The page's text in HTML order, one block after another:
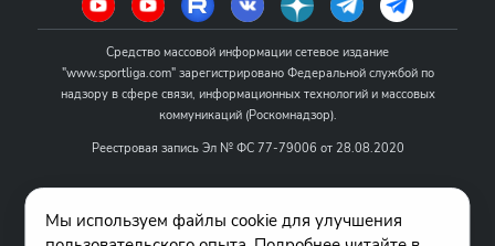
Средство массовой информации сетевое издание
"www.sportliga.com" зарегистрировано Федеральной службой по
надзору в сфере связи, информационных технологий и массовых
коммуникаций (Роскомнадзор).
Реестровая запись Эл № ФС 77-79006 от 28.08.2020
Название - www.sportliga.com
Учредитель СМИ сетевого издания "www.sportliga.com": ИП Чамин
Мы используем файлы cookie для улучшения